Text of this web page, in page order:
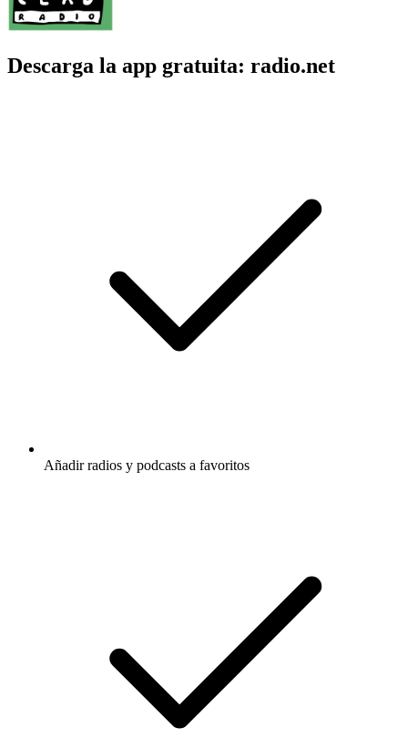
Descarga la app gratuita: radio.net
Añadir radios y podcasts a favoritos